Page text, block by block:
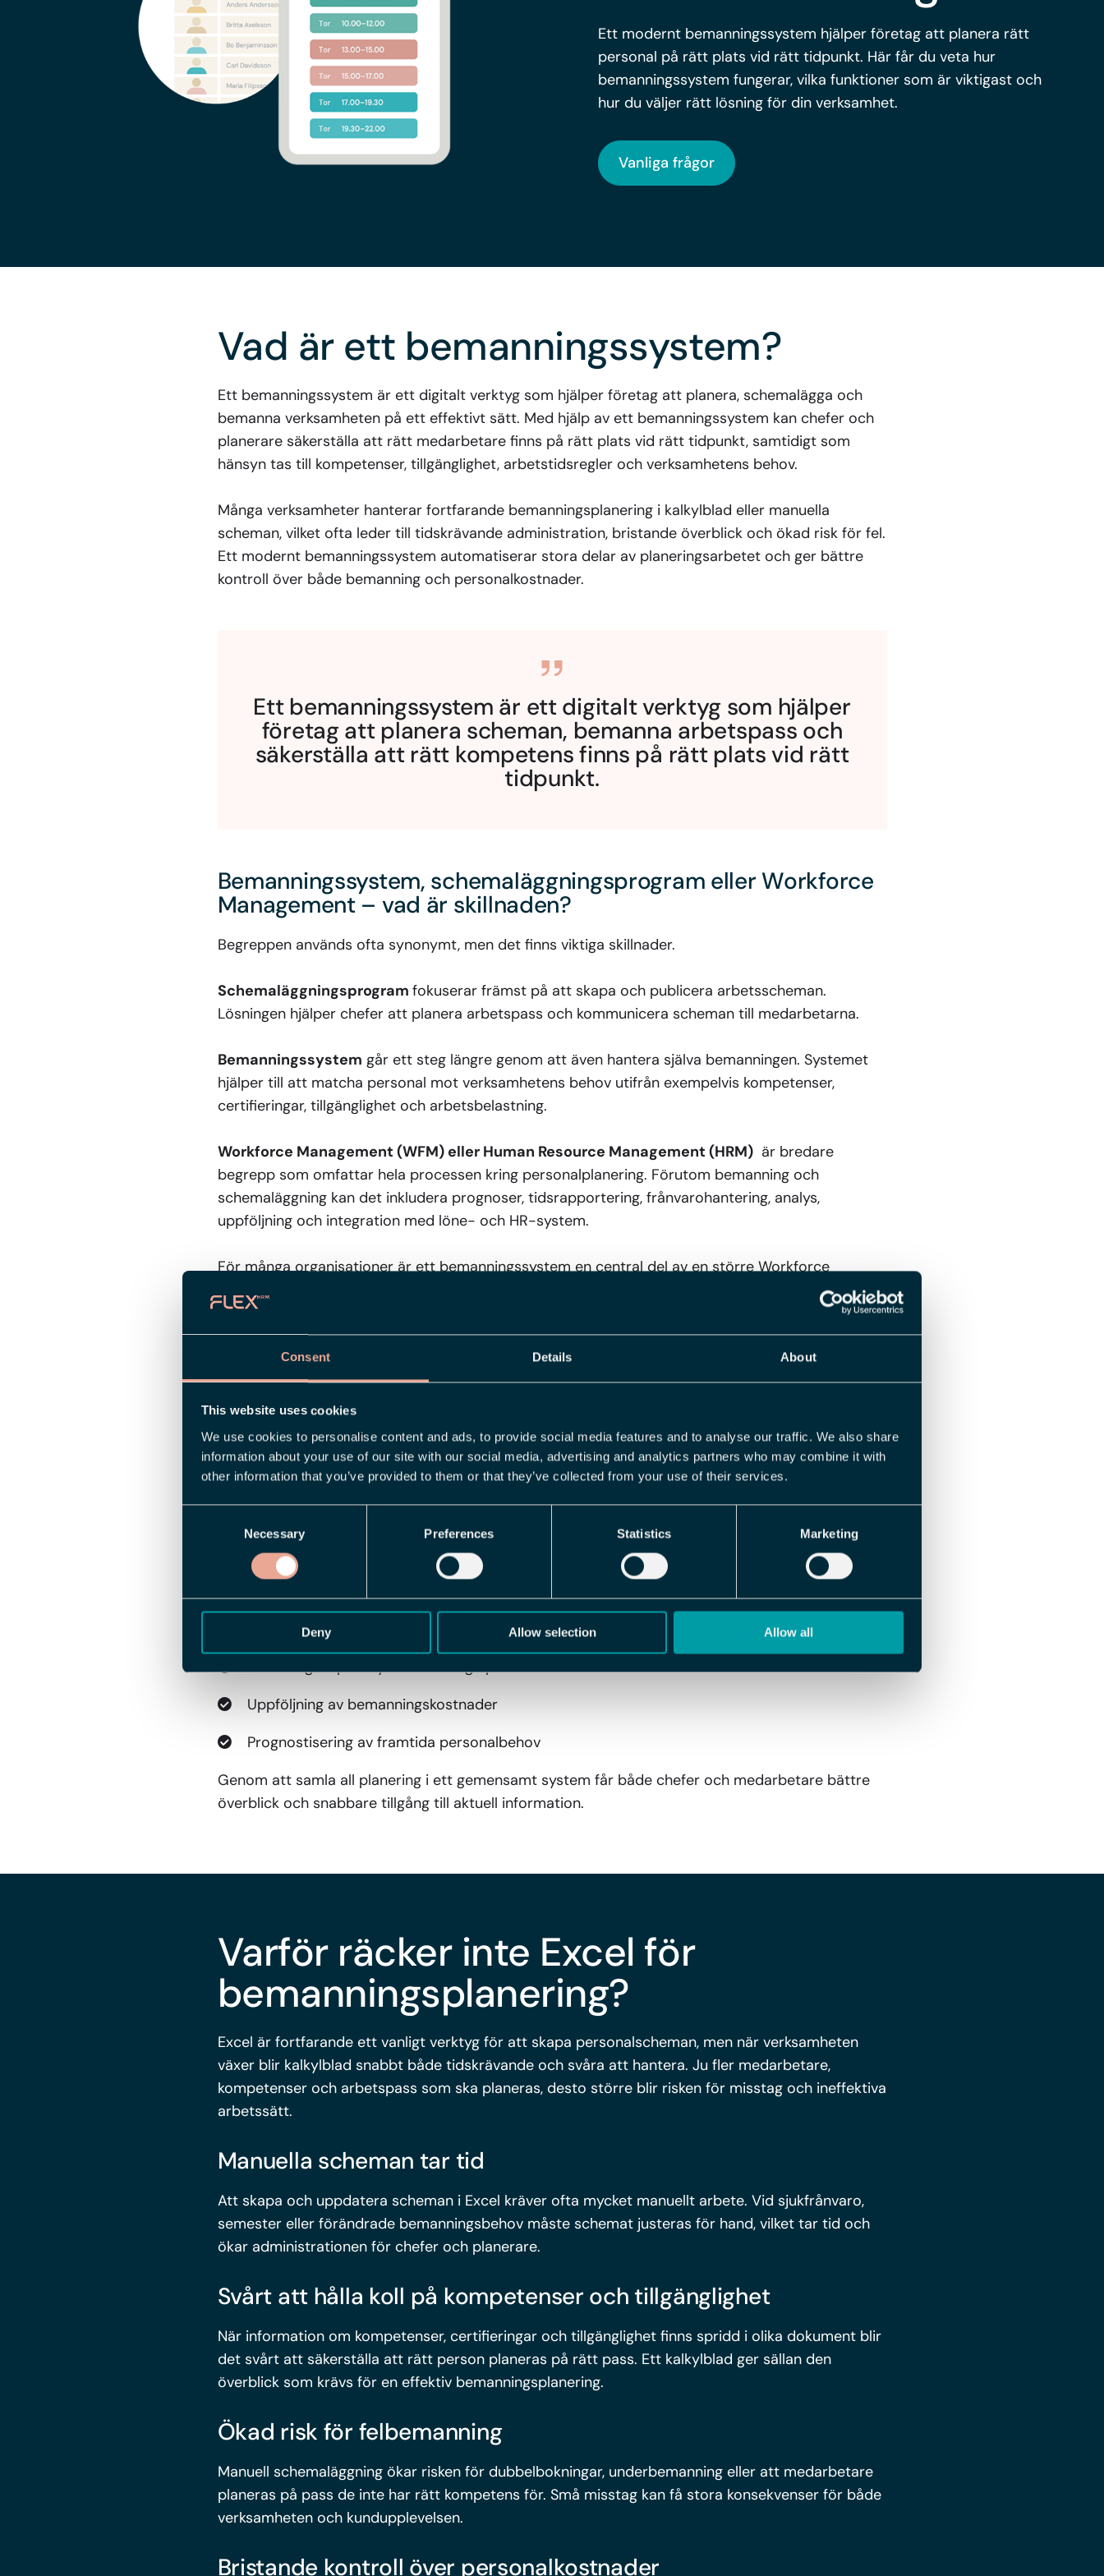
Consent Details About
This website uses cookies
We use cookies to personalise content and ads, to provide social media features and to analyse our traffic. We also share
information about your use of our site with our social media, advertising and analytics partners who may combine it with
other information that you’ve provided to them or that they’ve collected from your use of their services.
Necessary Preferences Statistics Marketing
Deny Allow selection Allow all
Ett modernt bemanningssystem hjälper företag att planera rätt
personal på rätt plats vid rätt tidpunkt. Här får du veta hur
bemanningssystem fungerar, vilka funktioner som är viktigast och
hur du väljer rätt lösning för din verksamhet.
Vanliga frågor
Vad är ett bemanningssystem?
Ett bemanningssystem är ett digitalt verktyg som hjälper företag att planera, schemalägga och
bemanna verksamheten på ett effektivt sätt. Med hjälp av ett bemanningssystem kan chefer och
planerare säkerställa att rätt medarbetare finns på rätt plats vid rätt tidpunkt, samtidigt som
hänsyn tas till kompetenser, tillgänglighet, arbetstidsregler och verksamhetens behov.
Många verksamheter hanterar fortfarande bemanningsplanering i kalkylblad eller manuella
scheman, vilket ofta leder till tidskrävande administration, bristande överblick och ökad risk för fel.
Ett modernt bemanningssystem automatiserar stora delar av planeringsarbetet och ger bättre
kontroll över både bemanning och personalkostnader.
Ett bemanningssystem är ett digitalt verktyg som hjälper
företag att planera scheman, bemanna arbetspass och
säkerställa att rätt kompetens finns på rätt plats vid rätt
tidpunkt.
Bemanningssystem, schemaläggningsprogram eller Workforce
Management – vad är skillnaden?
Begreppen används ofta synonymt, men det finns viktiga skillnader.
Schemaläggningsprogram fokuserar främst på att skapa och publicera arbetsscheman.
Lösningen hjälper chefer att planera arbetspass och kommunicera scheman till medarbetarna.
Bemanningssystem går ett steg längre genom att även hantera själva bemanningen. Systemet
hjälper till att matcha personal mot verksamhetens behov utifrån exempelvis kompetenser,
certifieringar, tillgänglighet och arbetsbelastning.
Workforce Management (WFM) eller Human Resource Management (HRM)är bredare
begrepp som omfattar hela processen kring personalplanering. Förutom bemanning och
schemaläggning kan det inkludera prognoser, tidsrapportering, frånvarohantering, analys,
uppföljning och integration med löne- och HR-system.
För många organisationer är ett bemanningssystem en central del av en större Workforce
Management-lösning.
Vanliga användningsområden för bemanningssystem
Ett bemanningssystem kan användas i alla verksamheter där bemanning och schemaläggning
påverkar produktivitet, service eller kostnader.
Vanliga användningsområden är:
Planering av arbetsscheman och skift
Hantering av frånvaro och vakanser
Fördelning av resurser mellan avdelningar eller arbetsplatser
Hantering av passbyten och lediga pass
Uppföljning av bemanningskostnader
Prognostisering av framtida personalbehov
Genom att samla all planering i ett gemensamt system får både chefer och medarbetare bättre
överblick och snabbare tillgång till aktuell information.
Varför räcker inte Excel för
bemanningsplanering?
Excel är fortfarande ett vanligt verktyg för att skapa personalscheman, men när verksamheten
växer blir kalkylblad snabbt både tidskrävande och svåra att hantera. Ju fler medarbetare,
kompetenser och arbetspass som ska planeras, desto större blir risken för misstag och ineffektiva
arbetssätt.
Manuella scheman tar tid
Att skapa och uppdatera scheman i Excel kräver ofta mycket manuellt arbete. Vid sjukfrånvaro,
semester eller förändrade bemanningsbehov måste schemat justeras för hand, vilket tar tid och
ökar administrationen för chefer och planerare.
Svårt att hålla koll på kompetenser och tillgänglighet
När information om kompetenser, certifieringar och tillgänglighet finns spridd i olika dokument blir
det svårt att säkerställa att rätt person planeras på rätt pass. Ett kalkylblad ger sällan den
överblick som krävs för en effektiv bemanningsplanering.
Ökad risk för felbemanning
Manuell schemaläggning ökar risken för dubbelbokningar, underbemanning eller att medarbetare
planeras på pass de inte har rätt kompetens för. Små misstag kan få stora konsekvenser för både
verksamheten och kundupplevelsen.
Bristande kontroll över personalkostnader